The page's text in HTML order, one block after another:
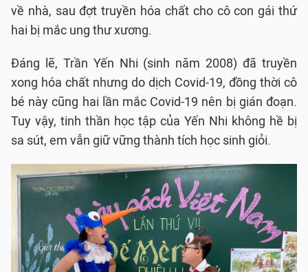
về nhà, sau đợt truyền hóa chất cho cô con gái thứ
hai bị mắc ung thư xương.
Đáng lẽ, Trần Yến Nhi (sinh năm 2008) đã truyền
xong hóa chất nhưng do dịch Covid-19, đồng thời cô
bé này cũng hai lần mắc Covid-19 nên bị gián đoạn.
Tuy vậy, tinh thần học tập của Yến Nhi không hề bị
sa sút, em vẫn giữ vững thành tích học sinh giỏi.